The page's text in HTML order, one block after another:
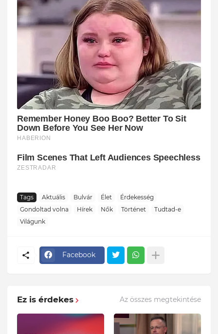
Tags Aktuális Bulvár Élet
Érdekesség
Gondoltad volna
Hírek Nők Történet
Tudtad-e
Világunk
Facebook
Ez is érdekes Az összes megtekintése